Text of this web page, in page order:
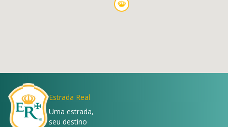
Estrada Real
Uma estrada,
seu destino